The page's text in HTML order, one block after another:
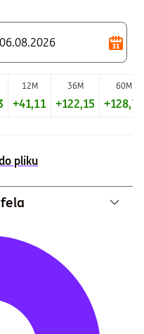
12M 36M 60M
+41,11 +122,15 +128,72
pliku